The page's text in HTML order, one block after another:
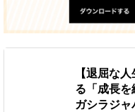
【退屈な
る「成長
ガシラジャ